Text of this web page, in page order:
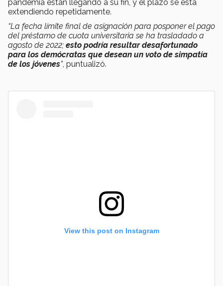
pandemia están llegando a su fin, y el plazo se está
extendiendo repetidamente.
“La fecha límite final de asignación para posponer el pago
del préstamo de cuota universitaria se ha trasladado a
agosto de 2022; esto podría resultar desafortunado
para los demócratas que desean un voto de simpatía
de los jóvenes”, puntualizó.
View this post on Instagram